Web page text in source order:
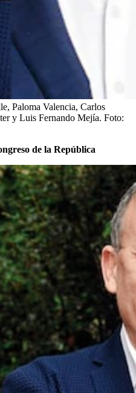
Paloma Valencia, Carlos
y Luis Fernando Mejía. Foto:
de la República